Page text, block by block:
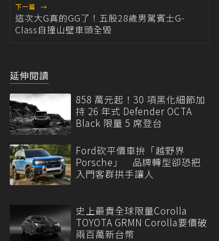
下一篇 →
這次大G真的GG了！五股28歲男駕賓士G-
Class自撞山壁車頭全毀
延伸閱讀
858 萬元起！30 項黑化細節加
持 26 年式 Defender OCTA
Black 限量 5 席登台
Ford砍平價車拚「越野界
Porsche」 品牌轉型卻恐把
入門客群拱手讓人
史上最貴全球限量Corolla
TOYOTA GRMN Corolla要價破
兩百萬新台幣